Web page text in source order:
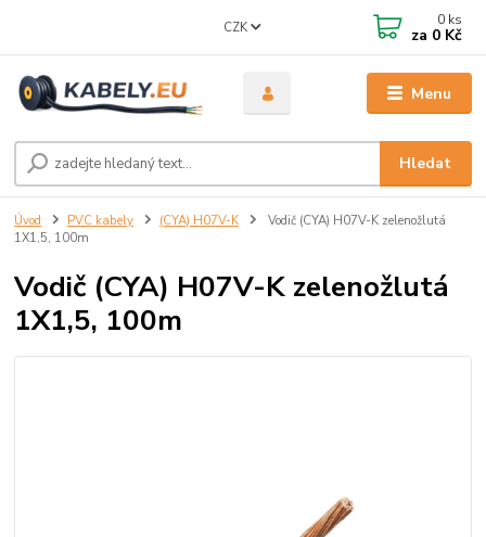
Menu
CZK
Hledat
0 ks
za 0 Kč
Úvod PVC kabely (CYA) H07V-K
Vodič (CYA) H07V-K zelenožlutá
1X1,5, 100m
Vodič (CYA) H07V-K zelenožlutá
1X1,5, 100m